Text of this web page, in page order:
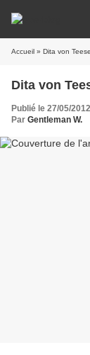
Accueil » Dita von
Dita von
Publié le 27/05/
Par Gentleman W.